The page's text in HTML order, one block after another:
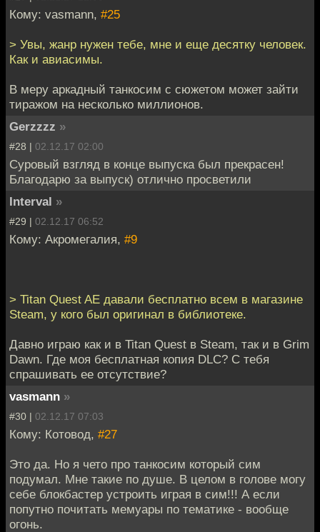
Кому: vasmann, #25
> Увы, жанр нужен тебе, мне и еще десятку человек.
Как и авиасимы.
В меру аркадный танкосим с сюжетом может зайти
тиражом на несколько миллионов.
Gerzzzz »
#28 | 02.12.17 02:00
Суровый взгляд в конце выпуска был прекрасен!
Благодарю за выпуск) отлично просветили
Interval »
#29 | 02.12.17 06:52
Кому: Акромегалия, #9
> Titan Quest AE давали бесплатно всем в магазине
Steam, у кого был оригинал в библиотеке.
Давно играю как и в Titan Quest в Steam, так и в Grim
Dawn. Где моя бесплатная копия DLC? С тебя
спрашивать ее отсутствие?
vasmann »
#30 | 02.12.17 07:03
Кому: Котовод, #27
Это да. Но я чето про танкосим который сим
подумал. Мне такие по душе. В целом в голове могу
себе блокбастер устроить играя в сим!!! А если
попутно почитать мемуары по тематике - вообще
огонь.